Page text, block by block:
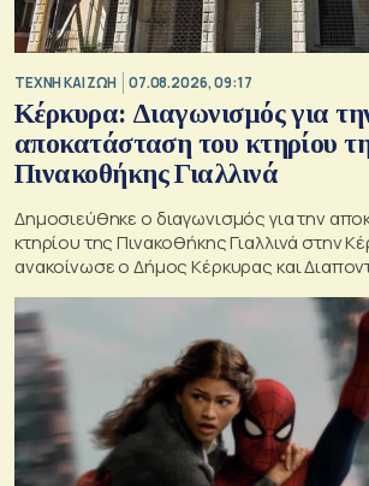
TΕΧΝΗ ΚΑΙ ΖΩΗ 07.08.2026, 09:17
Κέρκυρα: Διαγωνισμός για
αποκατάσταση του κτηρίου
Πινακοθήκης Γιαλλινά
Δημοσιεύθηκε ο διαγωνισμός για την
κτηρίου της Πινακοθήκης Γιαλλινά στην
ανακοίνωσε ο Δήμος Κέρκυρας και